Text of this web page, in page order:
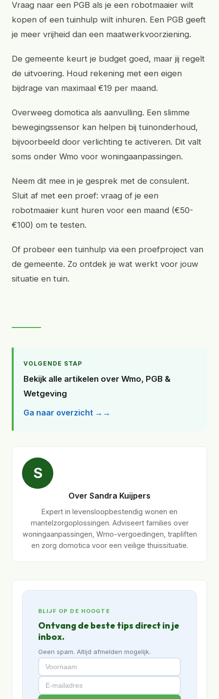
Vraag naar een PGB als je een robotmaaier wilt
kopen of een tuinhulp wilt inhuren. Een PGB geeft
je meer vrijheid dan een maatwerkvoorziening.
De gemeente keurt je budget goed, maar jij regelt
de uitvoering. Houd rekening met een eigen
bijdrage van maximaal €19 per maand.
Overweeg domotica als aanvulling. Een slimme
bewegingssensor kan helpen bij tuinonderhoud,
bijvoorbeeld door verlichting te activeren. Dit valt
soms onder Wmo voor woningaanpassingen.
Neem dit mee in je gesprek met de consulent.
Sluit af met een proef: vraag of je een
robotmaaier kunt huren voor een maand (€50-
€100) om te testen.
Of probeer een tuinhulp via een proefproject van
de gemeente. Zo ontdek je wat werkt voor jouw
situatie en tuin.
VOLGENDE STAP
Bekijk alle artikelen over Wmo, PGB &
Wetgeving
Ga naar overzicht →
S
Over Sandra Kuijpers
Expert in levensloopbestendig wonen en
mantelzorgoplossingen. Adviseert families over
woningaanpassingen, Wmo-vergoedingen, trapliften
en zorg domotica voor een veilige thuissituatie.
BLIJF OP DE HOOGTE
Ontvang de beste tips direct in je
inbox.
Geen spam. Altijd afmelden mogelijk.